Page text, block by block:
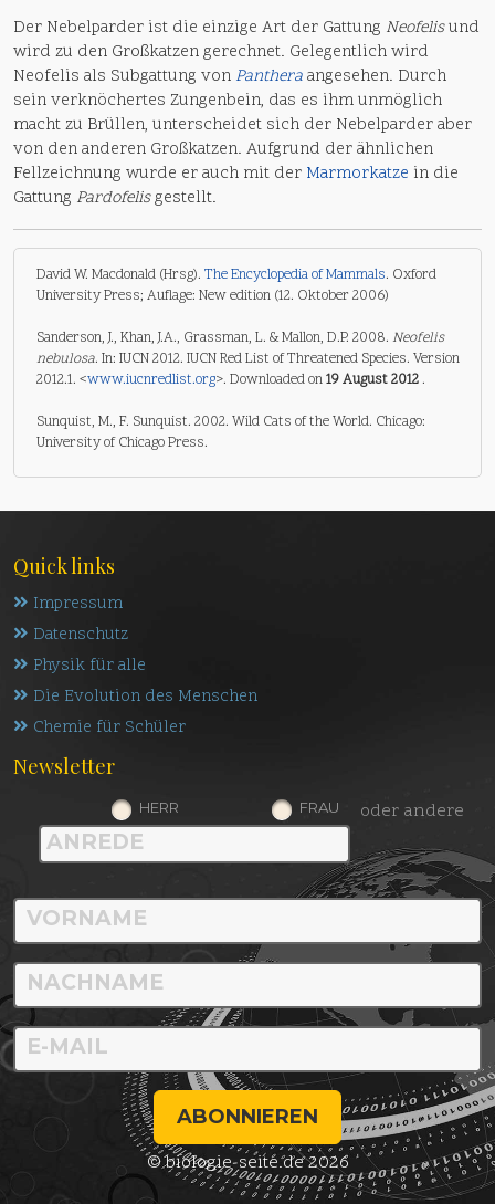
Der Nebelparder ist die einzige Art der Gattung Neofelisund
wird zu den Großkatzen gerechnet. Gelegentlich wird
Neofelis als Subgattung von Pantheraangesehen. Durch
sein verknöchertes Zungenbein, das es ihm unmöglich
macht zu Brüllen, unterscheidet sich der Nebelparder aber
von den anderen Großkatzen. Aufgrund der ähnlichen
Fellzeichnung wurde er auch mit der Marmorkatze in die
Gattung Pardofelisgestellt.
David W. Macdonald (Hrsg). The Encyclopedia of Mammals. Oxford
University Press; Auflage: New edition (12. Oktober 2006)
Sanderson, J., Khan, J.A., Grassman, L. & Mallon, D.P. 2008. Neofelis
nebulosa. In: IUCN 2012. IUCN Red List of Threatened Species. Version
2012.1. <www.iucnredlist.org>. Downloaded on19 August 2012.
Sunquist, M., F. Sunquist. 2002. Wild Cats of the World. Chicago:
University of Chicago Press.
Quick links
Impressum
Datenschutz
Physik für alle
Die Evolution des Menschen
Chemie für Schüler
Newsletter
HERR FRAU oder andere
ABONNIEREN
© biologie-seite.de 2026